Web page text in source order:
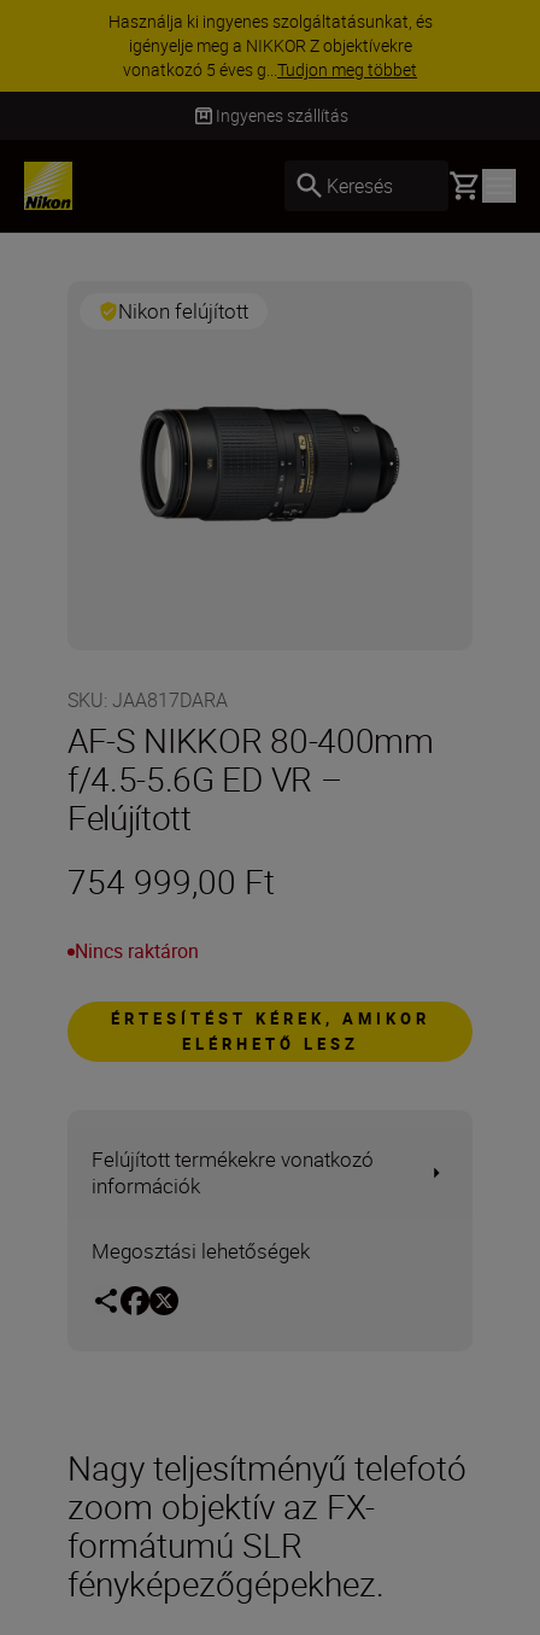
ki ingyenes szolgáltatásunkat, és
igényelje meg a NIKKOR Z objektívekre
vonatkozó 5 éves g...Tudjon meg többet
Ingyenes szállítás
Keresés Basket
Nikon felújított
SKU: JAA817DARA
AF-S NIKKOR 80-400mm
f/4.5-5.6G ED VR –
Felújított
754 999,00 Ft
Nincs raktáron
ÉRTESÍTÉST KÉREK, AMIKOR
ELÉRHETŐ LESZ
Felújított termékekre vonatkozó
információk
Megosztási lehetőségek
Nagy teljesítményű telefotó
zoom objektív az FX-
formátumú SLR
fényképezőgépekhez.